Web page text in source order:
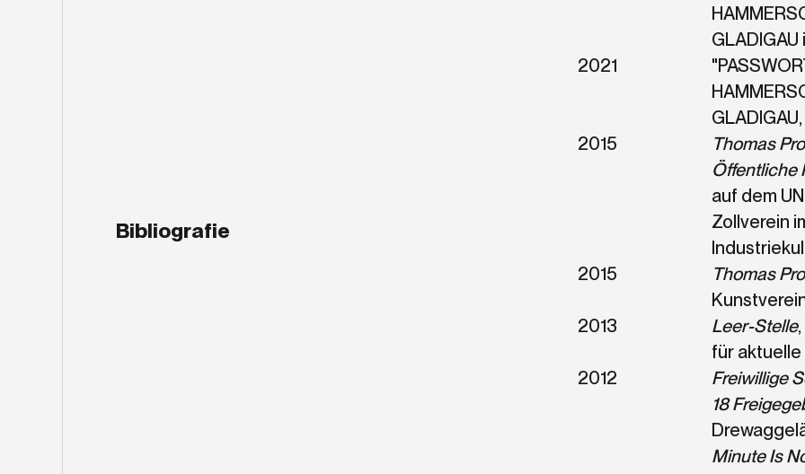
GLADIGAU
2021
Bibliografie
2015
Thomas
Öffentliche
auf dem
Zollverein
2015
Thomas
2013
Leer-Stelle
für aktuelle
2012
Freiwillige
18
Minute Is